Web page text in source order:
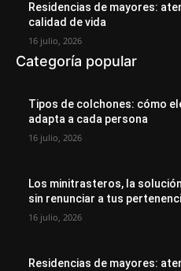
Residencias de mayores:
calidad de vida
16 julio, 2026
Categoría popular
Tipos de colchones: cómo
adapta a cada persona
16 julio, 2026
Los minitrasteros, la
sin renunciar a tus
16 julio, 2026
Residencias de mayores: